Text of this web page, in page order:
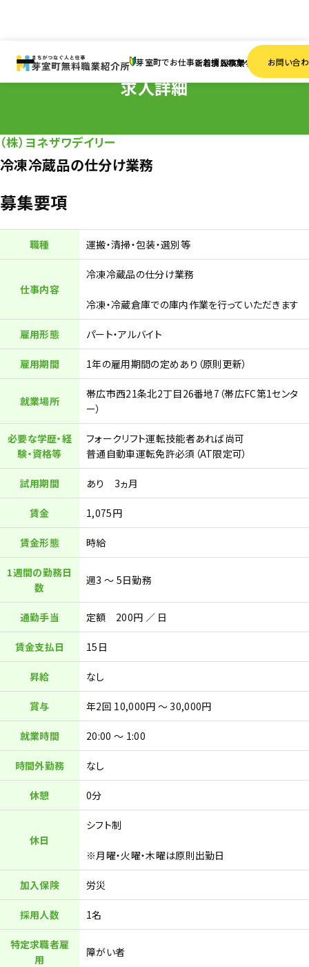
芽室町でお仕事をお探しの方へ
新着情報求人検索事業者一覧お問い合
求人詳細
（株）ヨネザワデイリー
冷凍冷蔵品の仕分け業務
募集要項
職種 運搬・清掃・包装・選別等
仕事内容
冷凍冷蔵品の仕分け業務
冷凍・冷蔵倉庫での庫内作業を行っていただきます
雇用形態 パート・アルバイト
雇用期間 1年の雇用期間の定めあり（原則更新）
就業場所
帯広市西21条北2丁目26番地7（帯広FC第1センタ
ー）
必要な学歴・経
験・資格等
フォークリフト運転技能者あれば尚可
普通自動車運転免許必須（AT限定可）
試用期間 あり 3ヵ月
賃金 1,075円
賃金形態 時給
1週間の勤務日
数
週3 ～ 5日勤務
通勤手当 定額 200円 ／ 日
賃金支払日 15日
昇給 なし
賞与 年2回 10,000円 ～ 30,000円
就業時間 20:00 ～ 1:00
時間外勤務 なし
休憩 0分
休日
シフト制
※月曜・火曜・木曜は原則出勤日
加入保険 労災
採用人数 1名
特定求職者雇
用
障がい者